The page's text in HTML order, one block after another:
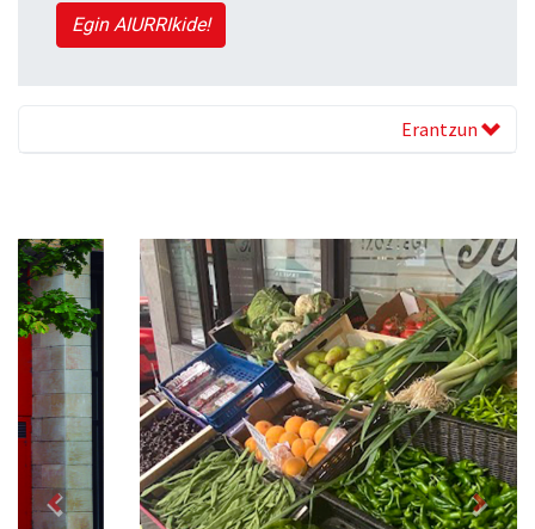
Egin AIURRIkide!
Erantzun
Previous Next